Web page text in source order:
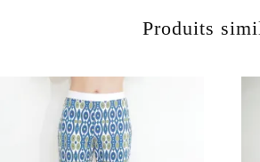
Produits